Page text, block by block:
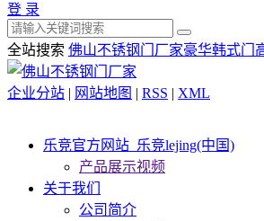
登 录
全站搜索 佛山不锈钢门厂家豪华韩式门
企业分站 | 网站地图 | RSS | XML
乐竞官方网站_乐竞lejing(中国)
产品展示视频
关于我们
公司简介